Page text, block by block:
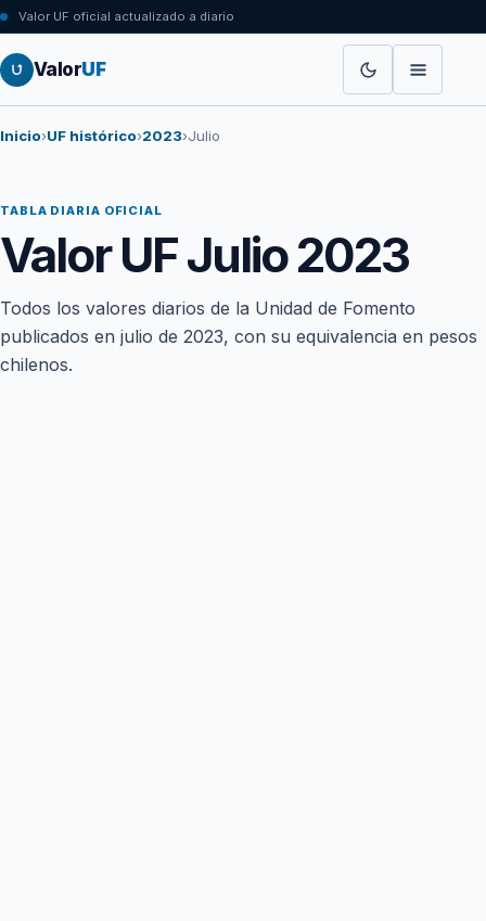
Valor UF oficial actualizado a diario
ValorUF
Inicio›UF histórico›2023›Julio
TABLA DIARIA OFICIAL
Valor UF Julio 2023
Todos los valores diarios de la Unidad de Fomento
publicados en julio de 2023, con su equivalencia en pesos
chilenos.